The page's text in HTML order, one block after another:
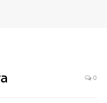
0